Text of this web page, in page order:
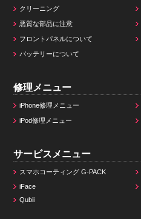
クリーニング
悪質な部品に注意
フロントパネルについて
バッテリーについて
修理メニュー
iPhone修理メニュー
iPod修理メニュー
サービスメニュー
スマホコーティング G-PACK
iFace
Qubii